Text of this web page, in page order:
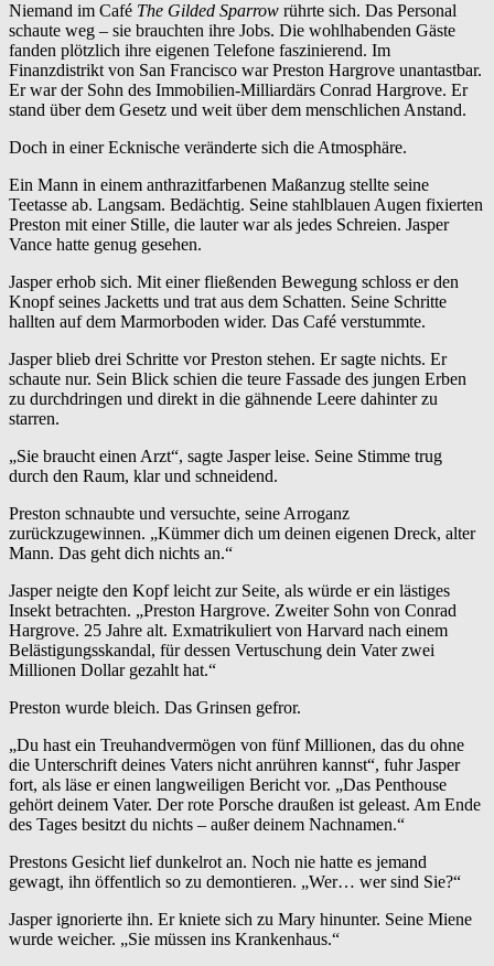
Niemand im Café The Gilded Sparrow rührte sich. Das Personal
schaute weg – sie brauchten ihre Jobs. Die wohlhabenden Gäste
fanden plötzlich ihre eigenen Telefone faszinierend. Im
Finanzdistrikt von San Francisco war Preston Hargrove unantastbar.
Er war der Sohn des Immobilien-Milliardärs Conrad Hargrove. Er
stand über dem Gesetz und weit über dem menschlichen Anstand.
Doch in einer Ecknische veränderte sich die Atmosphäre.
Ein Mann in einem anthrazitfarbenen Maßanzug stellte seine
Teetasse ab. Langsam. Bedächtig. Seine stahlblauen Augen fixierten
Preston mit einer Stille, die lauter war als jedes Schreien. Jasper
Vance hatte genug gesehen.
Jasper erhob sich. Mit einer fließenden Bewegung schloss er den
Knopf seines Jacketts und trat aus dem Schatten. Seine Schritte
hallten auf dem Marmorboden wider. Das Café verstummte.
Jasper blieb drei Schritte vor Preston stehen. Er sagte nichts. Er
schaute nur. Sein Blick schien die teure Fassade des jungen Erben
zu durchdringen und direkt in die gähnende Leere dahinter zu
starren.
„Sie braucht einen Arzt“, sagte Jasper leise. Seine Stimme trug
durch den Raum, klar und schneidend.
Preston schnaubte und versuchte, seine Arroganz
zurückzugewinnen. „Kümmer dich um deinen eigenen Dreck, alter
Mann. Das geht dich nichts an.“
Jasper neigte den Kopf leicht zur Seite, als würde er ein lästiges
Insekt betrachten. „Preston Hargrove. Zweiter Sohn von Conrad
Hargrove. 25 Jahre alt. Exmatrikuliert von Harvard nach einem
Belästigungsskandal, für dessen Vertuschung dein Vater zwei
Millionen Dollar gezahlt hat.“
Preston wurde bleich. Das Grinsen gefror.
„Du hast ein Treuhandvermögen von fünf Millionen, das du ohne
die Unterschrift deines Vaters nicht anrühren kannst“, fuhr Jasper
fort, als läse er einen langweiligen Bericht vor. „Das Penthouse
gehört deinem Vater. Der rote Porsche draußen ist geleast. Am Ende
des Tages besitzt du nichts – außer deinem Nachnamen.“
Prestons Gesicht lief dunkelrot an. Noch nie hatte es jemand
gewagt, ihn öffentlich so zu demontieren. „Wer… wer sind Sie?“
Jasper ignorierte ihn. Er kniete sich zu Mary hinunter. Seine Miene
wurde weicher. „Sie müssen ins Krankenhaus.“